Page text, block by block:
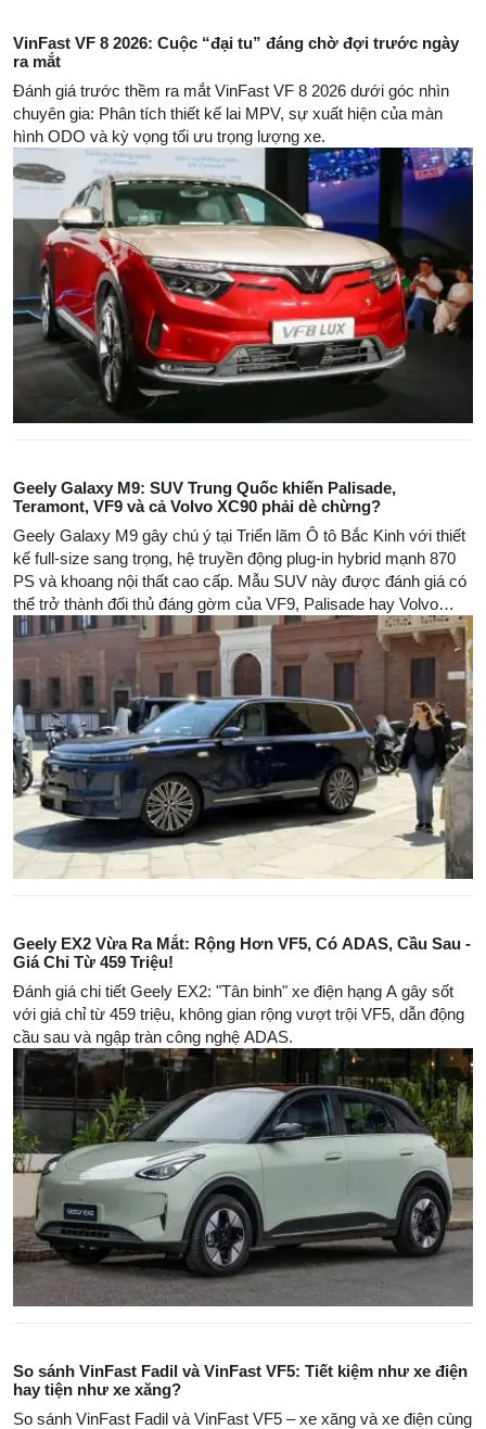
VinFast VF 8 2026: Cuộc “đại tu” đáng chờ đợi trước ngày
ra mắt
Đánh giá trước thềm ra mắt VinFast VF 8 2026 dưới góc nhìn
chuyên gia: Phân tích thiết kế lai MPV, sự xuất hiện của màn
hình ODO và kỳ vọng tối ưu trọng lượng xe.
Geely Galaxy M9: SUV Trung Quốc khiến Palisade,
Teramont, VF9 và cả Volvo XC90 phải dè chừng?
Geely Galaxy M9 gây chú ý tại Triển lãm Ô tô Bắc Kinh với thiết
kế full-size sang trọng, hệ truyền động plug-in hybrid mạnh 870
PS và khoang nội thất cao cấp. Mẫu SUV này được đánh giá có
thể trở thành đối thủ đáng gờm của VF9, Palisade hay Volvo
XC90 nếu về Việt Nam.
Geely EX2 Vừa Ra Mắt: Rộng Hơn VF5, Có ADAS, Cầu Sau -
Giá Chỉ Từ 459 Triệu!
Đánh giá chi tiết Geely EX2: "Tân binh" xe điện hạng A gây sốt
với giá chỉ từ 459 triệu, không gian rộng vượt trội VF5, dẫn động
cầu sau và ngập tràn công nghệ ADAS.
So sánh VinFast Fadil và VinFast VF5: Tiết kiệm như xe điện
hay tiện như xe xăng?
So sánh VinFast Fadil và VinFast VF5 – xe xăng và xe điện cùng